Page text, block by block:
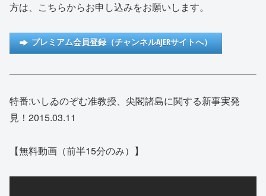
方は、こちらからお申し込みをお願いします。
プレミアム会員登録（チャンネルAJERサイトへ）
特番:いしゐのぞむ准教授、尖閣諸島に関する新事実発
見！2015.03.11
【無料動画（前半15分のみ）】